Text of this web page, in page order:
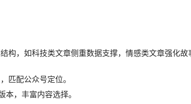
构，如科技类文章侧重数据支撑，情感类文章强化故
匹配公众号定位。
，丰富内容选择。